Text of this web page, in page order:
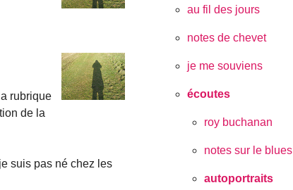
rubrique
de la
suis pas né chez les
au fil des jours
notes de chevet
je me souviens
écoutes
roy buchanan
notes sur le blues
autoportraits